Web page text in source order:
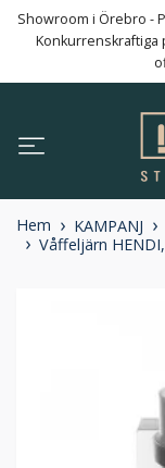
Showroom i Örebro -
Konkurrenskraftiga
Hem KAMPANJ
Våffeljärn